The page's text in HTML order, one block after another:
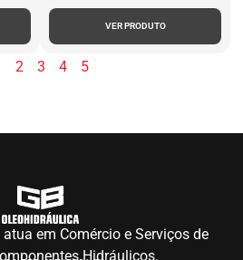
VER PRODUTO
2 3 4 5
em Comércio e Serviços de
Hidráulicos.